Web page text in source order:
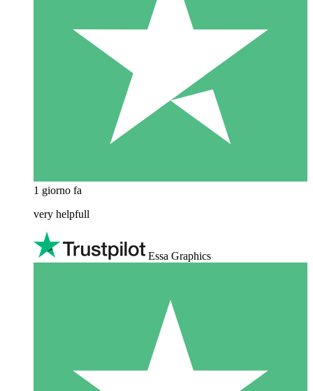
1 giorno fa
very helpfull
Essa Graphics